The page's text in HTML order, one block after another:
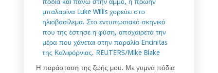
Η παράσταση της ζωής μου. Με γυμνά πόδια